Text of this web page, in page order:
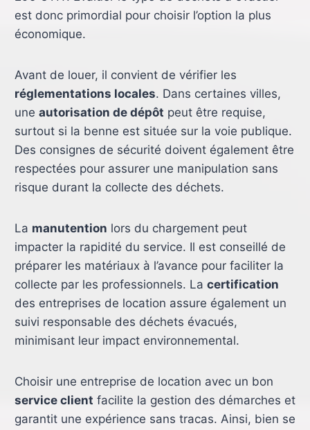
est donc primordial pour choisir l’option la plus
économique.
Avant de louer, il convient de vérifier les
réglementations locales. Dans certaines villes,
une autorisation de dépôt peut être requise,
surtout si la benne est située sur la voie publique.
Des consignes de sécurité doivent également être
respectées pour assurer une manipulation sans
risque durant la collecte des déchets.
La manutention lors du chargement peut
impacter la rapidité du service. Il est conseillé de
préparer les matériaux à l’avance pour faciliter la
collecte par les professionnels. La certification
des entreprises de location assure également un
suivi responsable des déchets évacués,
minimisant leur impact environnemental.
Choisir une entreprise de location avec un bon
service client facilite la gestion des démarches et
garantit une expérience sans tracas. Ainsi, bien se